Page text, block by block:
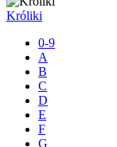
Króliki
0-9
A
B
C
D
E
F
G